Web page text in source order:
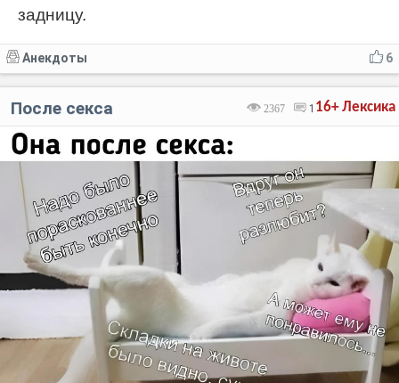
задницу.
6
Анекдоты
Лексика
16+
2367 1
После ceкса